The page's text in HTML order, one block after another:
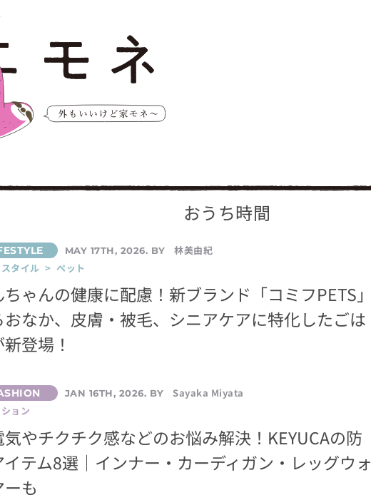
おうち時間
MAY 17TH, 2026. BY
林美由紀
タイル > ペット
ゃんの健康に配慮！新ブランド「コミフPETS」
おなか、皮膚・被毛、シニアケアに特化したごは
登場！
JAN 16TH, 2026. BY
Sayaka Miyata
ョン
気やチクチク感などのお悩み解決！KEYUCAの防
イテム8選｜インナー・カーディガン・レッグウォ
も